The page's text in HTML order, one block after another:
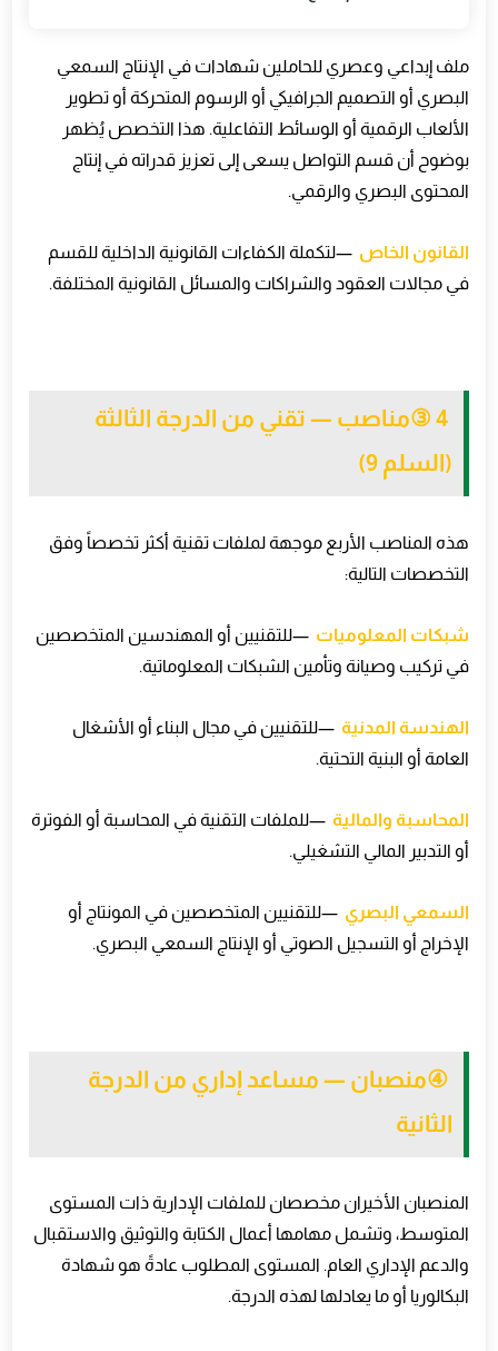
ملف إبداعي وعصري للحاملين شهادات في الإنتاج السمعي
البصري أو التصميم الجرافيكي أو الرسوم المتحركة أو تطوير
الألعاب الرقمية أو الوسائط التفاعلية. هذا التخصص يُظهر
بوضوح أن قسم التواصل يسعى إلى تعزيز قدراته في إنتاج
المحتوى البصري والرقمي.
القانون الخاص —لتكملة الكفاءات القانونية الداخلية للقسم
في مجالات العقود والشراكات والمسائل القانونية المختلفة.
③ 4مناصب — تقني من الدرجة الثالثة
(السلم 9)
هذه المناصب الأربع موجهة لملفات تقنية أكثر تخصصاً وفق
التخصصات التالية:
شبكات المعلوميات —للتقنيين أو المهندسين المتخصصين
في تركيب وصيانة وتأمين الشبكات المعلوماتية.
الهندسة المدنية —للتقنيين في مجال البناء أو الأشغال
العامة أو البنية التحتية.
المحاسبة والمالية —للملفات التقنية في المحاسبة أو الفوترة
أو التدبير المالي التشغيلي.
السمعي البصري —للتقنيين المتخصصين في المونتاج أو
الإخراج أو التسجيل الصوتي أو الإنتاج السمعي البصري.
④منصبان — مساعد إداري من الدرجة
الثانية
المنصبان الأخيران مخصصان للملفات الإدارية ذات المستوى
المتوسط، وتشمل مهامها أعمال الكتابة والتوثيق والاستقبال
والدعم الإداري العام. المستوى المطلوب عادةً هو شهادة
البكالوريا أو ما يعادلها لهذه الدرجة.